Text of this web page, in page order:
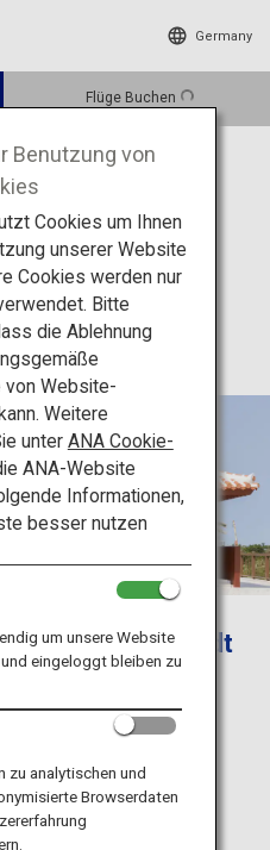
Germany
Flüge Buchen
Kaikan
Okinawa
Kaikan
in der Stadt
Okinawa, der
erfahren
dieser
Stadt Tomigusuku,
Benutzung von
Cookies um Ihnen
unserer Website
Cookies werden nur
Bitte
die Ablehnung
von Website-
Weitere
unter ANA Cookie-
ANA-Website
Informationen,
besser nutzen
um unsere Website
eingeloggt bleiben zu
zu analytischen und
Browserdaten